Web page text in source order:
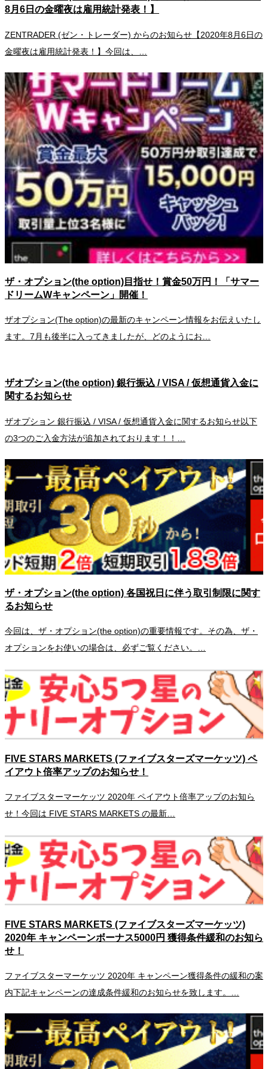
8月6日の金曜夜は雇用統計発表！】
ZENTRADER (ゼン・トレーダー) からのお知らせ【2020年8月6日の
金曜夜は雇用統計発表！】今回は、…
ザ・オプション(the option)目指せ！賞金50万円！「サマー
ドリームWキャンペーン」開催！
ザオプション(The option)の最新のキャンペーン情報をお伝えいたし
ます。7月も後半に入ってきましたが、どのようにお…
ザオプション(the option) 銀行振込 / VISA / 仮想通貨入金に
関するお知らせ
ザオプション 銀行振込 / VISA / 仮想通貨入金に関するお知らせ以下
の3つのご入金方法が追加されております！！…
ザ・オプション(the option) 各国祝日に伴う取引制限に関す
るお知らせ
今回は、ザ・オプション(the option)の重要情報です。その為、ザ・
オプションをお使いの場合は、必ずご覧ください。…
FIVE STARS MARKETS (ファイブスターズマーケッツ) ペ
イアウト倍率アップのお知らせ！
ファイブスターマーケッツ 2020年 ペイアウト倍率アップのお知ら
せ！今回は FIVE STARS MARKETS の最新…
FIVE STARS MARKETS (ファイブスターズマーケッツ)
2020年 キャンペーンボーナス5000円 獲得条件緩和のお知ら
せ！
ファイブスターマーケッツ 2020年 キャンペーン獲得条件の緩和の案
内下記キャンペーンの達成条件緩和のお知らせを致します。…